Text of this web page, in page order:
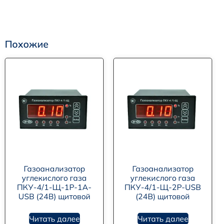
Похожие
Газоанализатор
углекислого газа
ПКУ-4/1-Щ-1Р-1А-
USB (24В) щитовой
Читать далее
Газоанализатор
углекислого газа
ПКУ-4/1-Щ-2Р-USB
(24В) щитовой
Читать далее